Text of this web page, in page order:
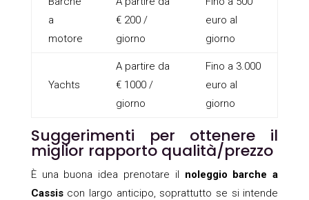
a
motore
€ 200 /
giorno
euro al
giorno
Yachts
A partire da
€ 1000 /
giorno
Fino a 3.000
euro al
giorno
Suggerimenti per ottenere il
miglior rapporto qualità/prezzo
È una buona idea prenotare il noleggio barche a
Cassiscon largo anticipo, soprattutto se si intende